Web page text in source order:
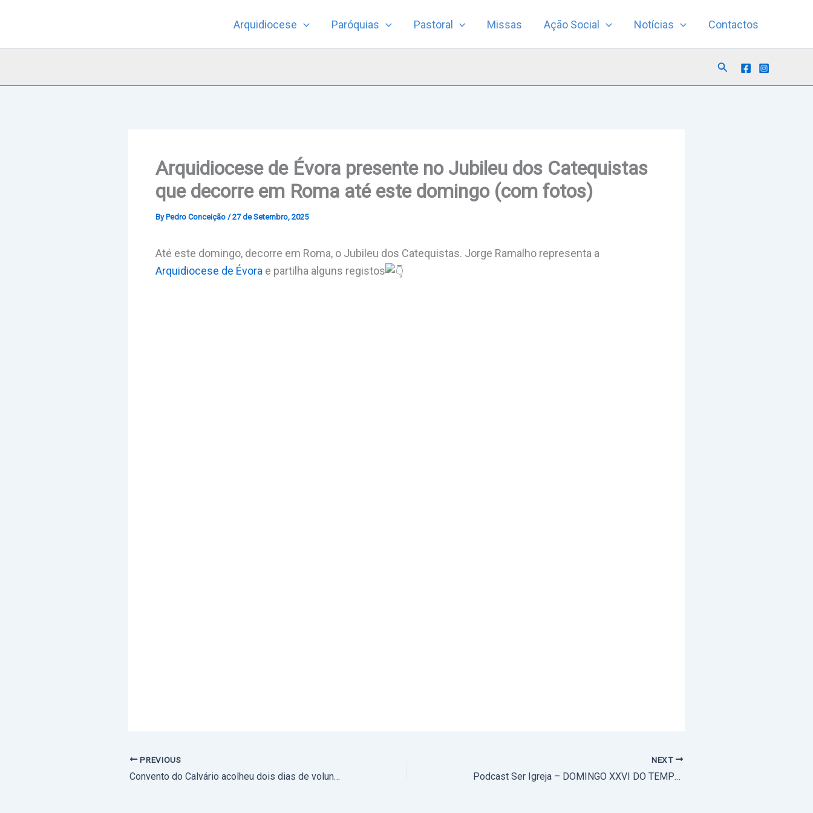
Arquidiocese Paróquias Pastoral Missas Ação Social Notícias Contactos
Search
Arquidiocese de Évora presente no Jubileu dos Catequistas
que decorre em Roma até este domingo (com fotos)
By Pedro Conceição /27 de Setembro, 2025
Até este domingo, decorre em Roma, o Jubileu dos Catequistas. Jorge Ramalho representa a
Arquidiocese de Évora e partilha alguns registos
PREVIOUS
Convento do Calvário acolheu dois dias de voluntariado da Fundação Clausura (com fotos)
NEXT
Podcast Ser Igreja – DOMINGO XXVI DO TEMPO COMUM – Ano C – 28 de setembro de 2025 – Com reflexão do P. Alexandre Medeiros (com áudio)